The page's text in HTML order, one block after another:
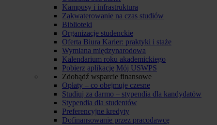
Kampusy i infrastruktura
Zakwaterowanie na czas studiów
Biblioteki
Organizacje studenckie
Oferta Biura Karier: praktyki i staże
Wymiana międzynarodowa
Kalendarium roku akademickiego
Pobierz aplikację Mój USWPS
Zdobądź wsparcie finansowe
Opłaty – co obejmuje czesne
Studiuj za darmo – stypendia dla kandydatów
Stypendia dla studentów
Preferencyjne kredyty
Dofinansowanie przez pracodawcę